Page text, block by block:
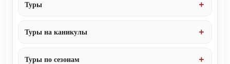
Туры
Туры на каникулы
Туры по сезонам